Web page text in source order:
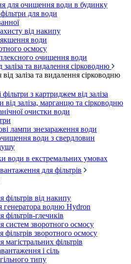
для очищення води в будинку
для води
від накипу
води
осмосу
очищення води
заліза та видалення сірководню
від заліза та видалення сірководню
фільтри з картриджем від заліза
від заліза, марганцю та сірководню
очистки води
лампи знезараження води
води з свердловин
води в екстремальних умовах
для фільтрів
фільтрів від накипу
генератора водню Hydron
фільтрів-глечиків
систем зворотного осмосу
зворотного осмосу
магістральних фільтрів
і сіль
типу